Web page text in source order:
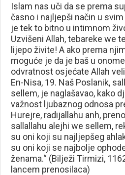
Islam nas uči da se prema
časno i najljepši način u
je tek to bitno u intimnom
Uzvišeni Allah, tebareke we
lijepo živite! A ako prema
moguće je da je baš u
odvratnost osjećate Allah
En-Nisa, 19. Naš Poslanik,
sellem, je naglašavao, kako
važnost ljubaznog odnosa
Hurejre, radijallahu anh,
sallallahu alejhi we sellem,
su oni koji su najljepšeg
su oni koji se najbolje
ženama.“ (Bilježi Tirmizi,
lancem prenosilaca)